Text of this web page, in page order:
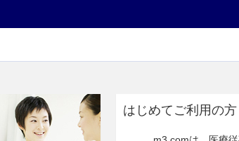
はじめてご利用の方